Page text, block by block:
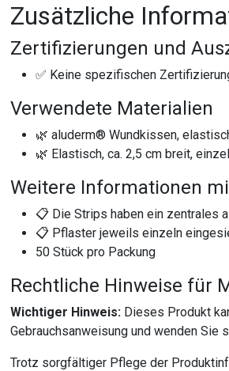
Zusätzliche
Zertifizierungen und
✅ Keine spezifischen
Verwendete Materialien
🌿 aluderm® Wundkissen,
🌿 Elastisch, ca. 2,5 cm breit,
Weitere Informationen
📋 Die Strips haben ein zentrales
📋 Pflaster jeweils einzeln
50 Stück pro Packung
Rechtliche Hinweise für
Wichtiger Hinweis: Dieses Produkt
Gebrauchsanweisung und wenden Sie
Trotz sorgfältiger Pflege der